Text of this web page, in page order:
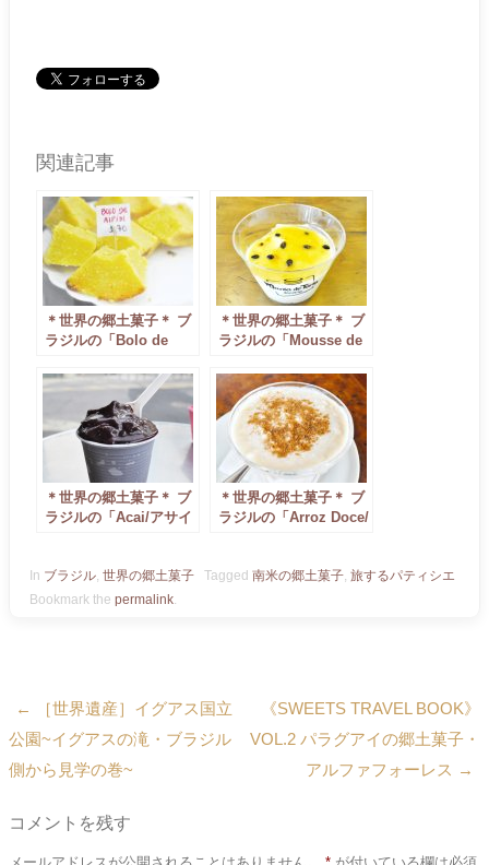
関連記事
＊世界の郷土菓子＊ ブ
ラジルの「Bolo de
ピン」
＊世界の郷土菓子＊ ブ
ラジルの「Mousse de
ジ・マラクジャ」
＊世界の郷土菓子＊ ブ
ラジルの「Acai/アサイ
＊世界の郷土菓子＊ ブ
ラジルの「Arroz Doce/
In ブラジル, 世界の郷土菓子 Tagged 南米の郷土菓子, 旅するパティシエ
Bookmark the permalink.
Post navigation
←
［世界遺産］イグアス国立
公園~イグアスの滝・ブラジル
側から見学の巻~
《SWEETS TRAVEL BOOK》
VOL.2 パラグアイの郷土菓子・
アルファフォーレス →
コメントを残す